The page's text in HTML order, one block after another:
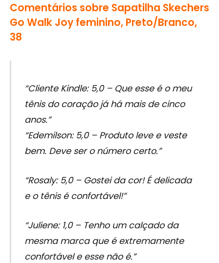
Comentários sobre Sapatilha Skechers
Go Walk Joy feminino, Preto/Branco,
38
“Cliente Kindle: 5,0 – Que esse é o meu
tênis do coração já há mais de cinco
anos.”
“Edemilson: 5,0 – Produto leve e veste
bem. Deve ser o número certo.”
“Rosaly: 5,0 – Gostei da cor! É delicada
e o tênis é confortável!”
“Juliene: 1,0 – Tenho um calçado da
mesma marca que é extremamente
confortável e esse não é.”